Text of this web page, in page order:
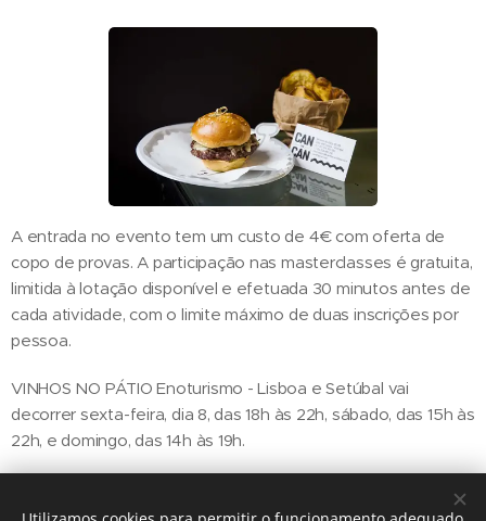
A entrada no evento tem um custo de 4€ com oferta de
copo de provas. A participação nas masterclasses é gratuita,
limitida à lotação disponível e efetuada 30 minutos antes de
cada atividade, com o limite máximo de duas inscrições por
pessoa.
VINHOS NO PÁTIO Enoturismo - Lisboa e Setúbal vai
decorrer sexta-feira, dia 8, das 18h às 22h, sábado, das 15h às
22h, e domingo, das 14h às 19h.